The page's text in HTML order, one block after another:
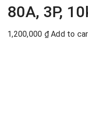
80A, 3P,
1,200,000 ₫ Add to